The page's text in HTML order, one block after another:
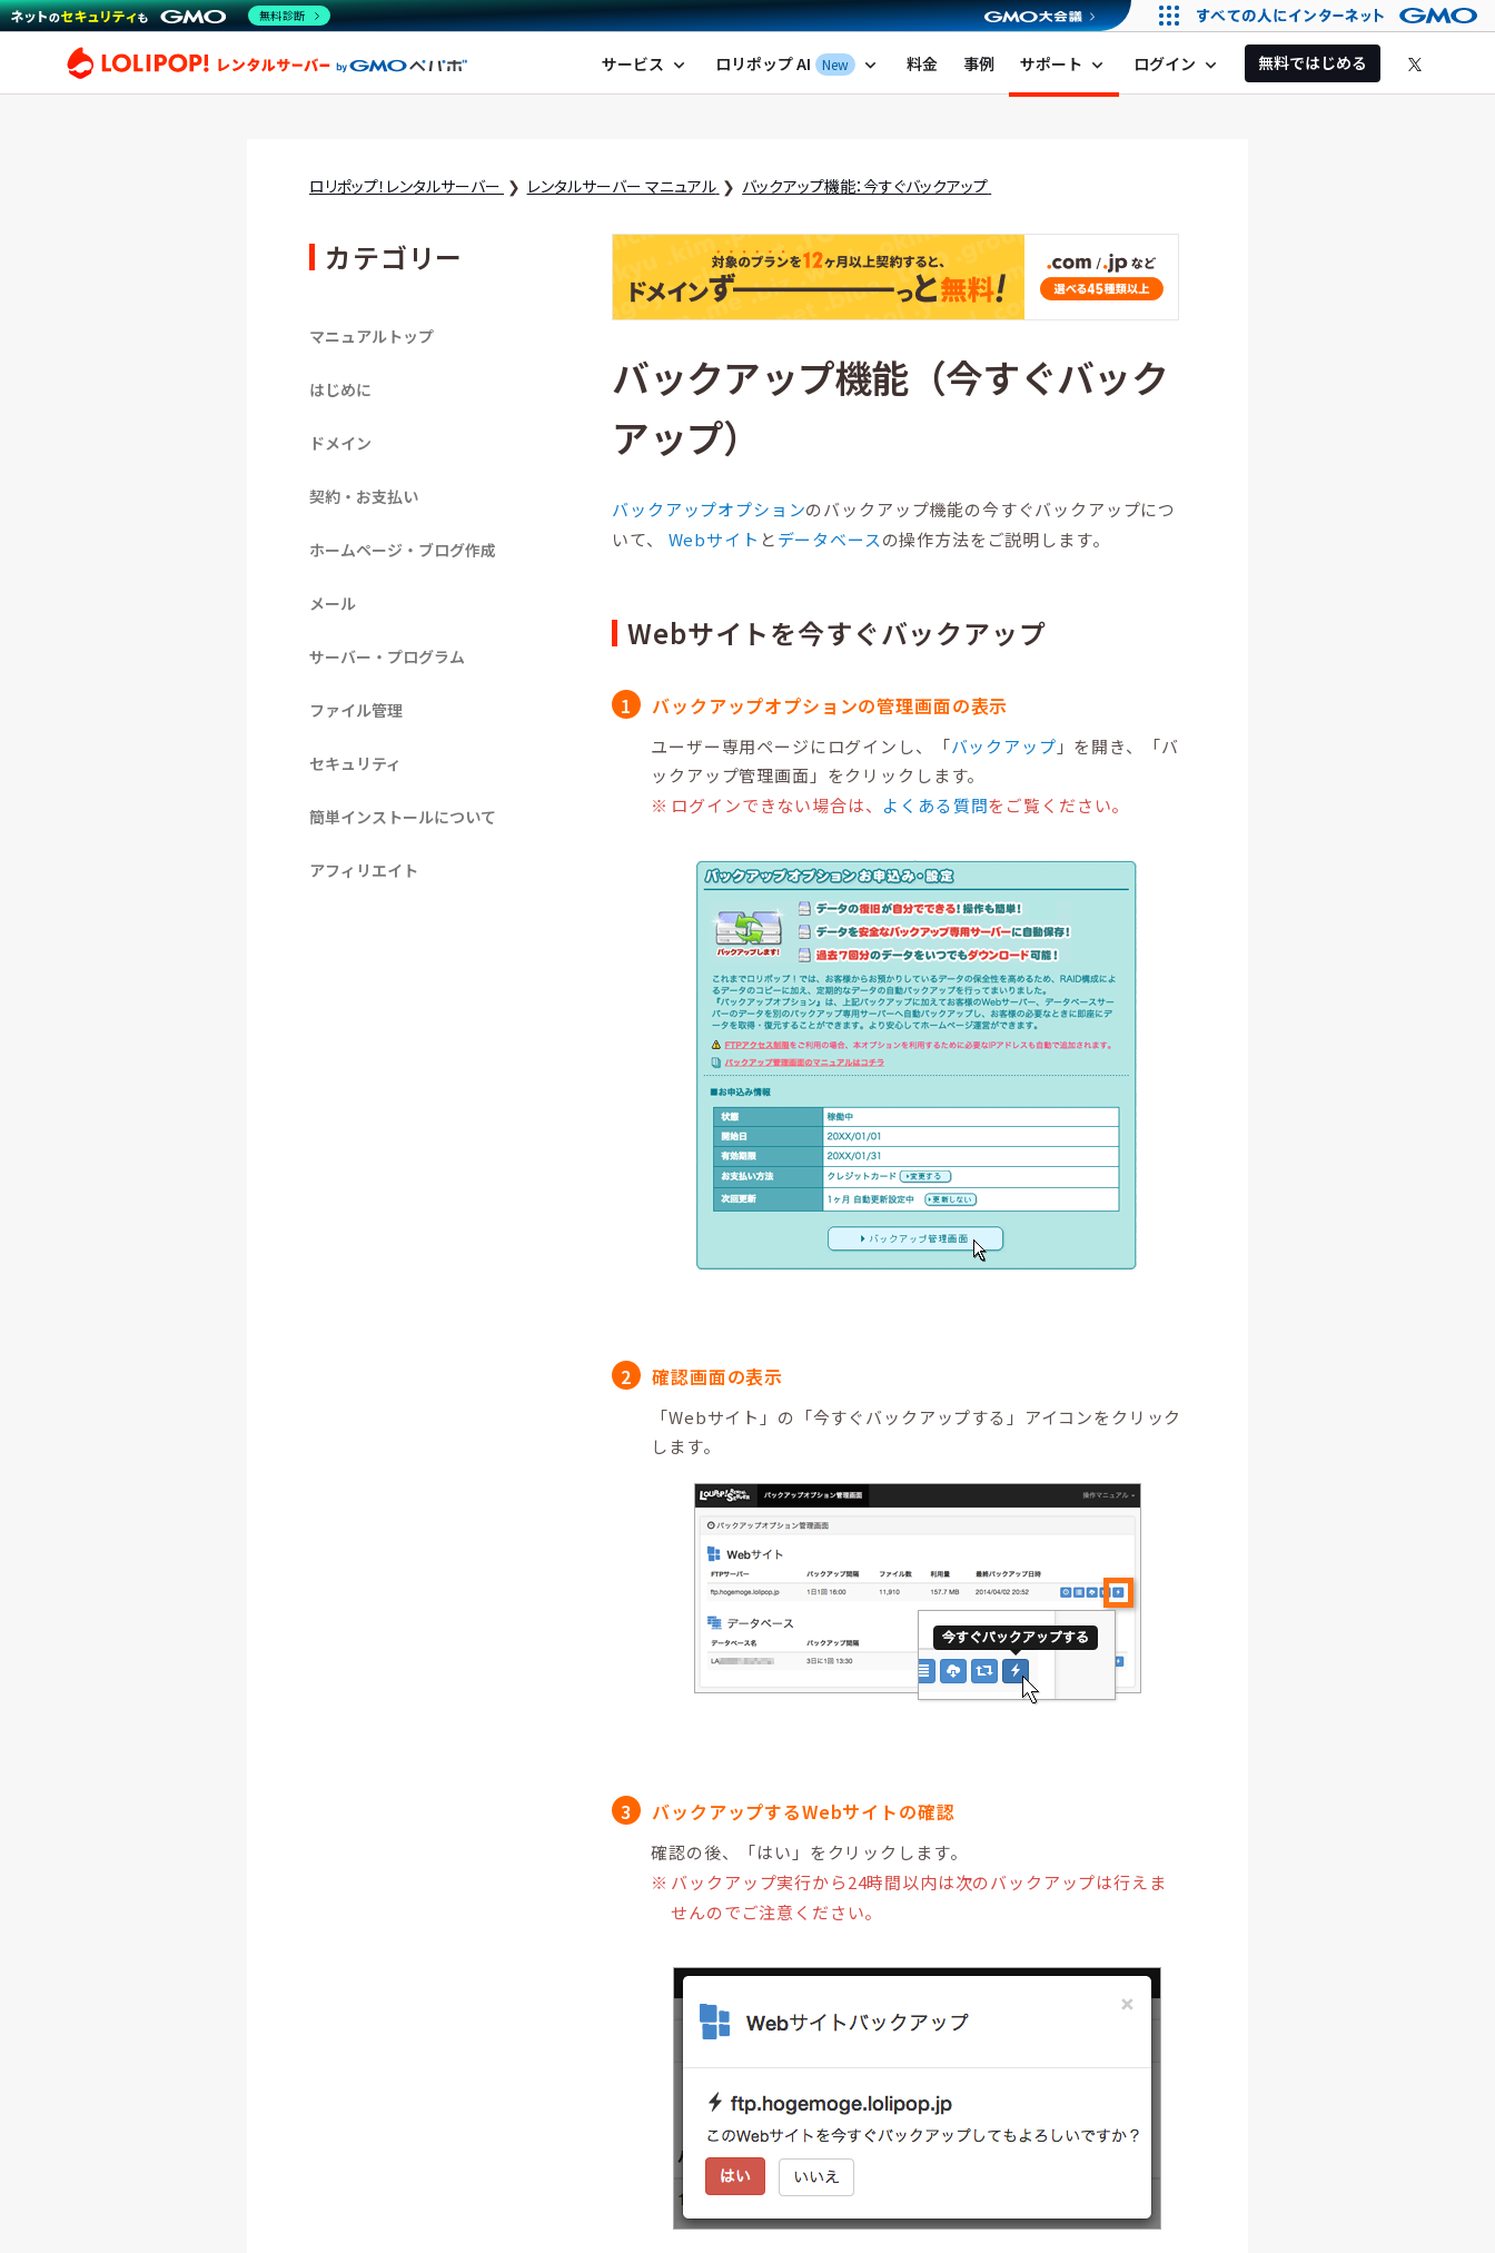
ロリポップ！レンタルサーバー by GMOペパボ
サービス expand_more ロリポップ AI New expand_more 料金 事例 サポート expand_more ログイン expand_more 無料ではじめる
ロリポップ！レンタルサーバー レンタルサーバー マニュアル バックアップ機能：今すぐバックアップ
カテゴリー
マニュアルトップ
はじめに
ドメイン
契約・お支払い
ホームページ・ブログ作成
メール
サーバー・プログラム
ファイル管理
セキュリティ
簡単インストールについて
アフィリエイト
バックアップ機能（今すぐバック
アップ）
バックアップオプションのバックアップ機能の今すぐバックアップにつ
いて、 Webサイト とデータベースの操作方法をご説明します。
Webサイトを今すぐバックアップ
バックアップオプションの管理画面の表示
ユーザー専用ページにログインし、「バックアップ 」を開き、「バ
ックアップ管理画面」をクリックします。
ログインできない場合は、 よくある質問をご覧ください。
確認画面の表示
「Webサイト」の「今すぐバックアップする」アイコンをクリック
します。
バックアップするWebサイトの確認
確認の後、「はい」をクリックします。
バックアップ実行から24時間以内は次のバックアップは行えま
せんのでご注意ください。
無料診断